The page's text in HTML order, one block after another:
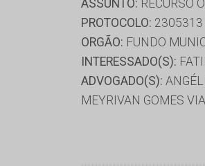
ASSUNTO: RECURSO
PROTOCOLO: 2305313
ORGÃO: FUNDO
INTERESSADO(S):
ADVOGADO(S):
MEYRIVAN GOMES